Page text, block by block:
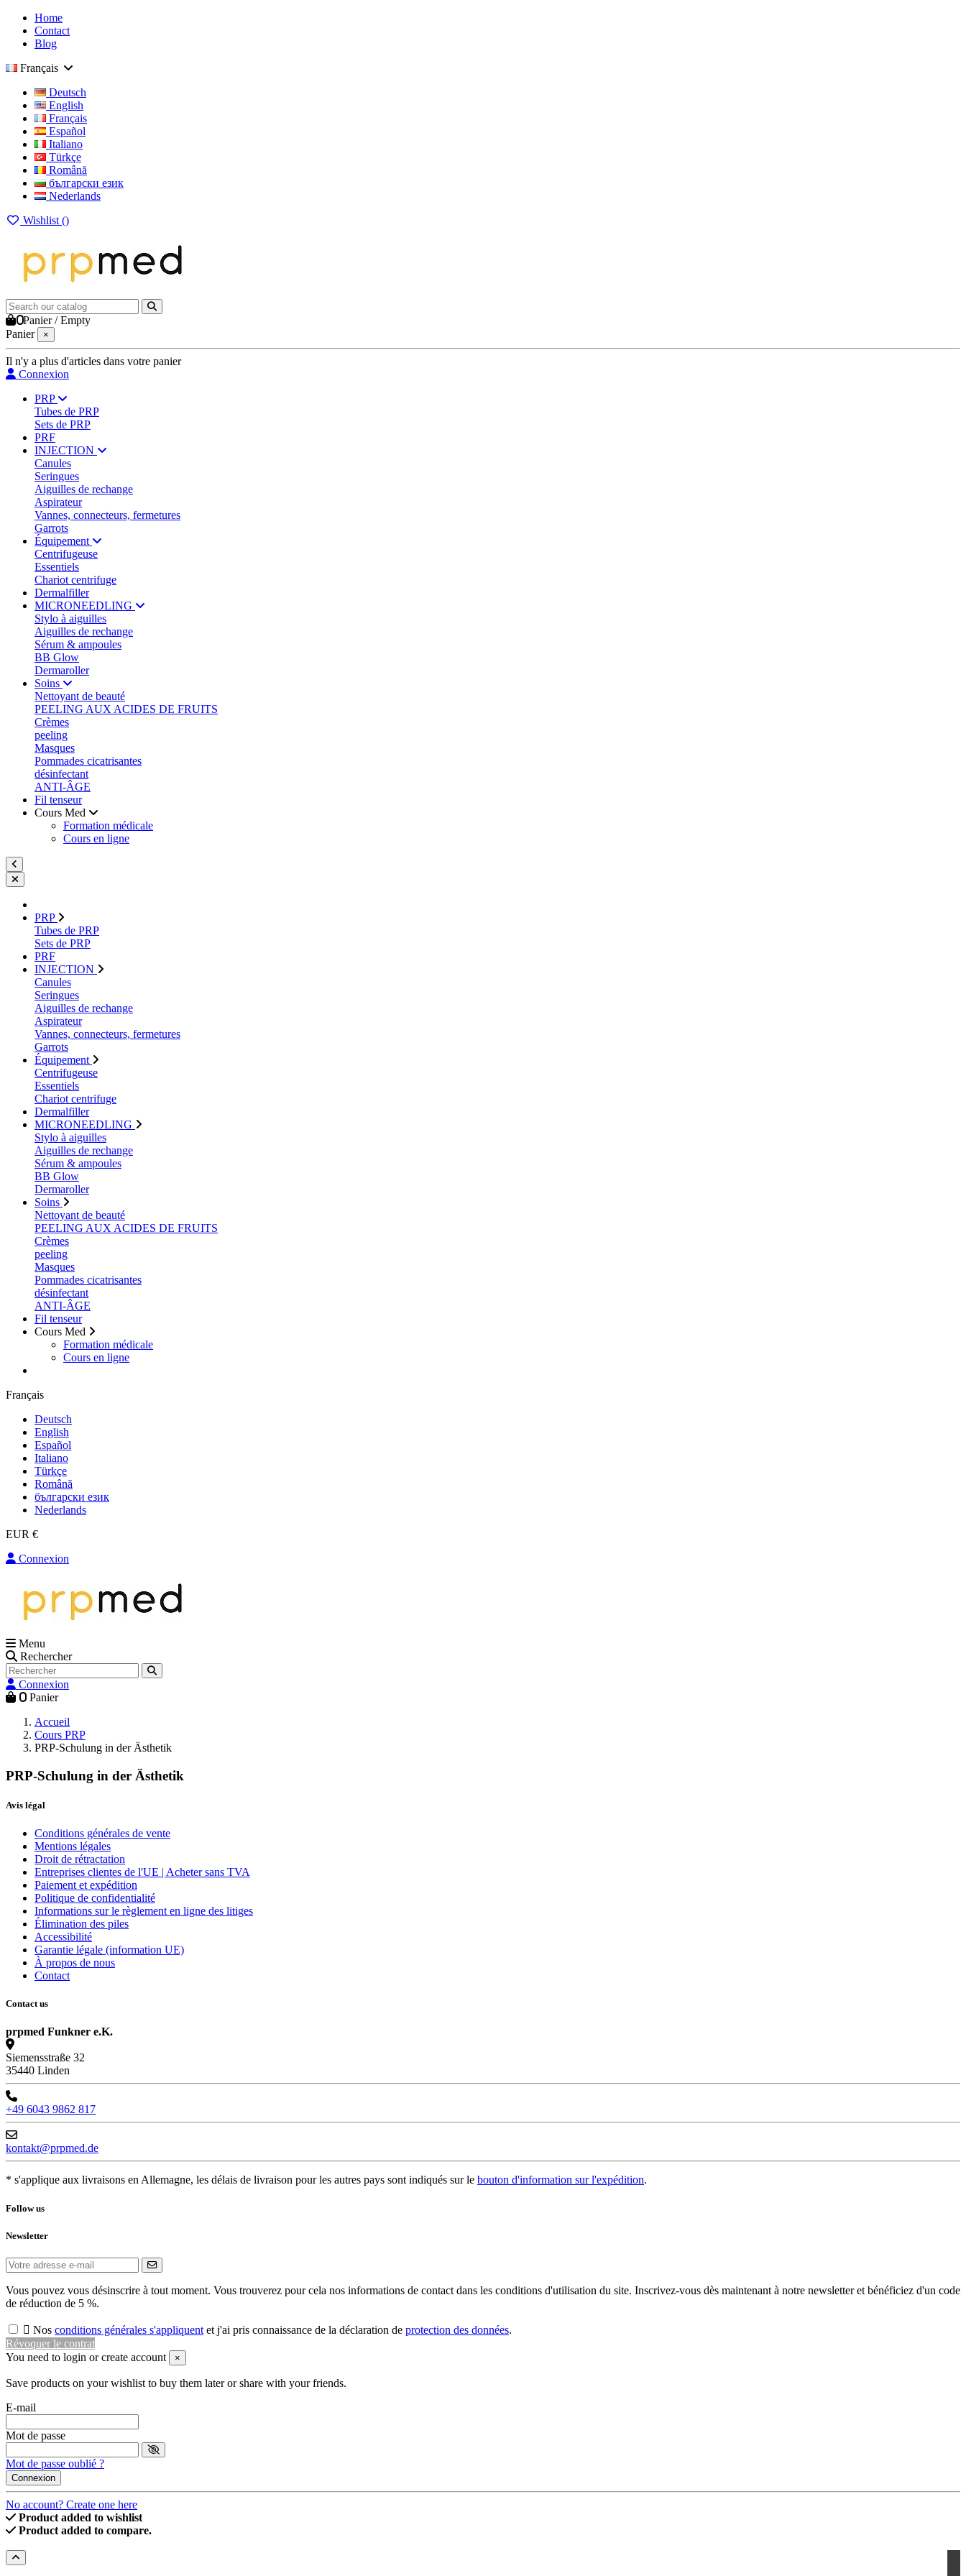
Home
Contact
Blog
Français
Deutsch
English
Français
Español
Italiano
Türkçe
Română
български език
Nederlands
Wishlist ()
0Panier /Empty
Panier
×
Il n'y a plus d'articles dans votre panier
Connexion
PRP
Tubes de PRP
Sets de PRP
PRF
INJECTION
Canules
Seringues
Aiguilles de rechange
Aspirateur
Vannes, connecteurs, fermetures
Garrots
Équipement
Centrifugeuse
Essentiels
Chariot centrifuge
Dermalfiller
MICRONEEDLING
Stylo à aiguilles
Aiguilles de rechange
Sérum & ampoules
BB Glow
Dermaroller
Soins
Nettoyant de beauté
PEELING AUX ACIDES DE FRUITS
Crèmes
peeling
Masques
Pommades cicatrisantes
désinfectant
ANTI-ÂGE
Fil tenseur
Cours Med
Formation médicale
Cours en ligne
PRP
Tubes de PRP
Sets de PRP
PRF
INJECTION
Canules
Seringues
Aiguilles de rechange
Aspirateur
Vannes, connecteurs, fermetures
Garrots
Équipement
Centrifugeuse
Essentiels
Chariot centrifuge
Dermalfiller
MICRONEEDLING
Stylo à aiguilles
Aiguilles de rechange
Sérum & ampoules
BB Glow
Dermaroller
Soins
Nettoyant de beauté
PEELING AUX ACIDES DE FRUITS
Crèmes
peeling
Masques
Pommades cicatrisantes
désinfectant
ANTI-ÂGE
Fil tenseur
Cours Med
Formation médicale
Cours en ligne
Français
Deutsch
English
Español
Italiano
Türkçe
Română
български език
Nederlands
EUR €
Connexion
Menu
Rechercher
Connexion
0 Panier
Accueil
Cours PRP
PRP-Schulung in der Ästhetik
PRP-Schulung in der Ästhetik
Avis légal
Conditions générales de vente
Mentions légales
Droit de rétractation
Entreprises clientes de l'UE | Acheter sans TVA
Paiement et expédition
Politique de confidentialité
Informations sur le règlement en ligne des litiges
Élimination des piles
Accessibilité
Garantie légale (information UE)
À propos de nous
Contact
Contact us
prpmed Funkner e.K.
Siemensstraße 32
35440 Linden
+49 6043 9862 817
kontakt@prpmed.de
* s'applique aux livraisons en Allemagne, les délais de livraison pour les autres pays sont indiqués sur le bouton d'information sur l'expédition.
Follow us
Newsletter
Vous pouvez vous désinscrire à tout moment. Vous trouverez pour cela nos informations de contact dans les conditions d'utilisation du site. Inscrivez-vous dès maintenant à notre newsletter et bénéficiez d'un code
de réduction de 5 %.
 Nos conditions générales s'appliquent et j'ai pris connaissance de la déclaration de protection des données.
Révoquer le contrat
You need to login or create account
×
Save products on your wishlist to buy them later or share with your friends.
E-mail
Mot de passe
Mot de passe oublié ?
Connexion
No account? Create one here
Product added to wishlist
Product added to compare.